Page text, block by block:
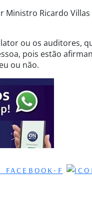
Ministro Ricardo
ou os auditores,
pois estão
ou não.